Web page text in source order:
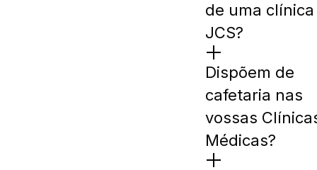
de uma clínica
JCS?
Dispõem de
cafetaria nas
vossas
Médicas?